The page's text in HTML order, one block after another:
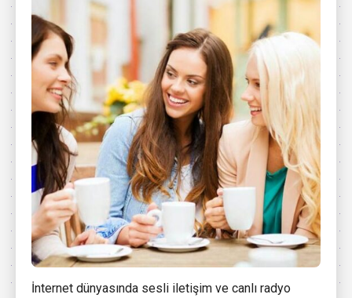
İnternet dünyasında sesli iletişim ve canlı radyo